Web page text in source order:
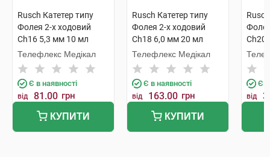
Rusch Катетер типу
Фолея 2-х ходовий
Ch16 5,3 мм 10 мл
силіконовий 1 шт
Телефлекс Медікал
Є в наявності
від 81.00 грн
КУПИТИ
Rusch Катетер типу
Фолея 2-х ходовий
Ch18 6,0 мм 20 мл
силіконовий 1 шт
Телефлекс Медікал
Є в наявності
від 163.00 грн
КУПИТИ
Ch20
Є в
від